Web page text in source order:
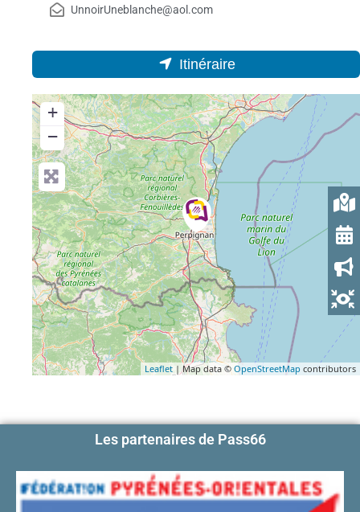
UnnoirUneblanche@aol.com
Itinéraire
+
−
Leaflet | Map data © OpenStreetMap contributors
Les partenaires de Pass66